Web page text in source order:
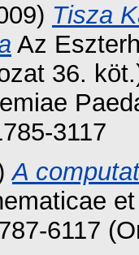
Tisza
Az
36.
3117
A
6117